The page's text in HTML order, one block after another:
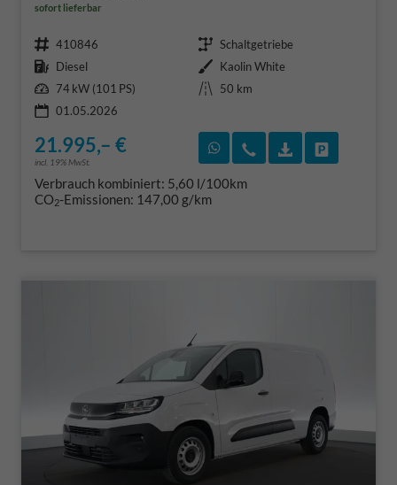
sofort lieferbar
Fahrzeugnr. 410846 Getriebe Schaltgetriebe
Kraftstoff Diesel Außenfarbe Kaolin White
Leistung 74 kW (101 PS) Kilometerstand
50 km
01.05.2026
21.995,– €
incl. 19% MwSt.
Rückruf vereinbaren
Wir rufen Sie an
Verbrauch kombiniert: 5,60 l/100km
CO2-Emissionen: 147,00 g/km